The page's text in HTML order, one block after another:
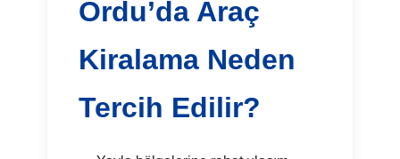
Ordu’da Araç
Kiralama Neden
Tercih Edilir?